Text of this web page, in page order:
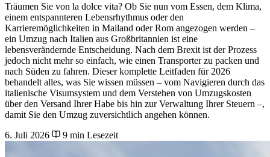
Träumen Sie von la dolce vita? Ob Sie nun vom Essen, dem Klima,
einem entspannteren Lebensrhythmus oder den
Karrieremöglichkeiten in Mailand oder Rom angezogen werden –
ein Umzug nach Italien aus Großbritannien ist eine
lebensverändernde Entscheidung. Nach dem Brexit ist der Prozess
jedoch nicht mehr so einfach, wie einen Transporter zu packen und
nach Süden zu fahren. Dieser komplette Leitfaden für 2026
behandelt alles, was Sie wissen müssen – vom Navigieren durch das
italienische Visumsystem und dem Verstehen von Umzugskosten
über den Versand Ihrer Habe bis hin zur Verwaltung Ihrer Steuern –,
damit Sie den Umzug zuversichtlich angehen können.
6. Juli 2026
9 min Lesezeit